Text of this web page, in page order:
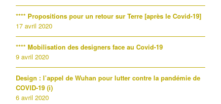
**** Propositions pour un retour sur Terre [après le Covid-19]
17 avril 2020
**** Mobilisation des designers face au Covid-19
9 avril 2020
Design : l’appel de Wuhan pour lutter contre la pandémie de
COVID-19 (i)
6 avril 2020